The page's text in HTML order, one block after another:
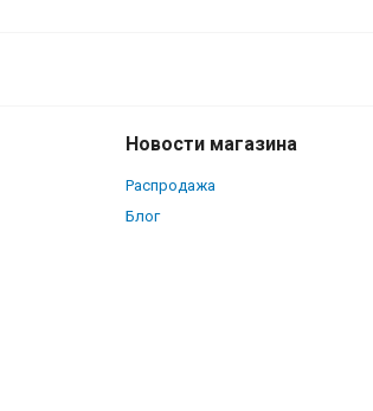
Новости магазина
Распродажа
Блог